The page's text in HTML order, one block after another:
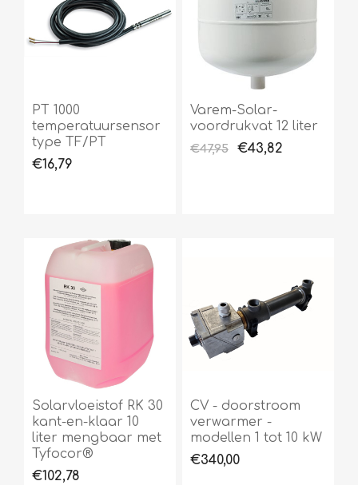
PT 1000
temperatuursensor
type TF/PT
€16,79
Varem-Solar-
voordrukvat 12 liter
€47,95 €43,82
Solarvloeistof RK 30
kant-en-klaar 10
liter mengbaar met
Tyfocor®
€102,78
CV - doorstroom
verwarmer -
modellen 1 tot 10 kW
€340,00